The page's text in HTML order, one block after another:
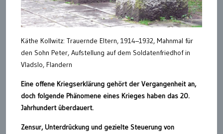
Käthe Kollwitz: Trauernde Eltern, 1914–1932, Mahnmal für
den Sohn Peter, Aufstellung auf dem Soldatenfriedhof in
Vladslo, Flandern
Eine offene Kriegserklärung gehört der Vergangenheit an,
doch folgende Phänomene eines Krieges haben das 20.
Jahrhundert überdauert.
Zensur,Unterdrückung und gezielte Steuerung von